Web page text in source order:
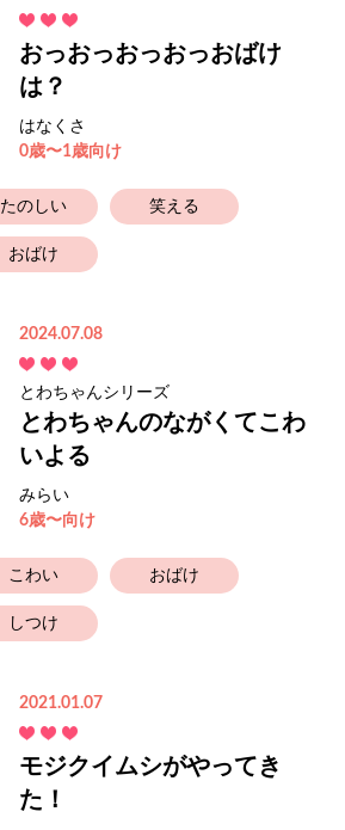
おっおっおっおっおばけ
は？
はなくさ
0歳〜1歳向け
たのしい 笑える
おばけ
2024.07.08
とわちゃんシリーズ
とわちゃんのながくてこわ
いよる
みらい
6歳〜向け
こわい おばけ
しつけ
2021.01.07
モジクイムシがやってき
た！